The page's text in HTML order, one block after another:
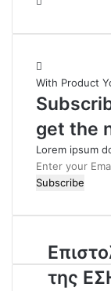
b
t
e
With Product
get the
Lorem ipsum
E
n
e
o
της